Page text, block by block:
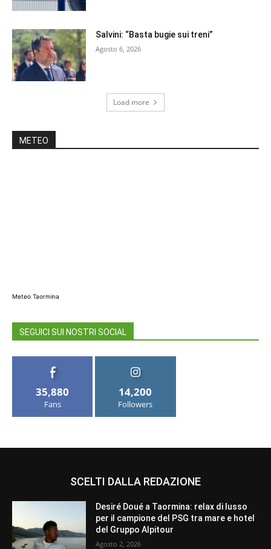
Salvini: “Basta bugie sui treni”
Agosto 6, 2026
Load more
METEO
Meteo Taormina
SEGUICI SUI NOSTRI SOCIAL
35,880
Fans
14,200
Followers
SCELTI DALLA REDAZIONE
Desiré Doué a Taormina: relax di lusso
per il campione del PSG tra mare e hotel
del Gruppo Alpitour
Agosto 2, 2026